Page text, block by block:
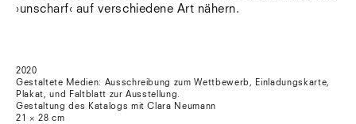
›unscharf‹ auf verschiedene Art nähern.
2020
Gestaltete Medien: Ausschreibung zum Wettbewerb, Einladungskarte,
Plakat, und Faltblatt zur Ausstellung.
Gestaltung des Katalogs mit Clara Neumann
21 × 28 cm